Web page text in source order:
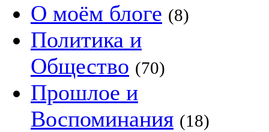
О моём блоге (8)
Политика и
Общество (70)
Прошлое и
Воспоминания (18)